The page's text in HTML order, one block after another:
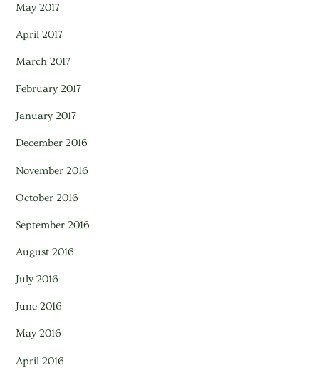
May 2017
April 2017
March 2017
February 2017
January 2017
December 2016
November 2016
October 2016
September 2016
August 2016
July 2016
June 2016
May 2016
April 2016